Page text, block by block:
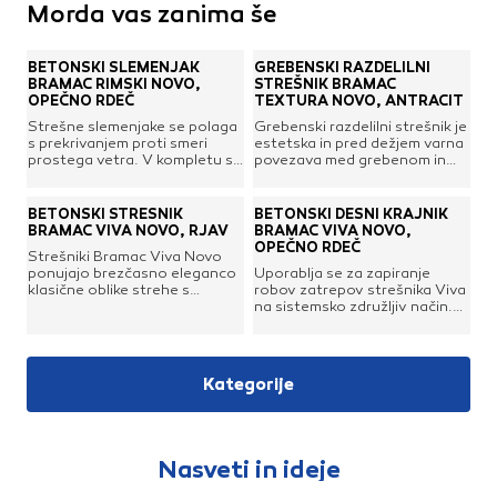
Morda vas zanima še
BETONSKI SLEMENJAK
BRAMAC RIMSKI NOVO,
OPEČNO RDEČ
Strešne slemenjake se polaga
s prekrivanjem proti smeri
prostega vetra. V kompletu s
lastnosti:Dimenzije: 250/218 x
450 mmPoraba: 2,5
kgPovršina: gladka
(Novo)Material:
visokokakovosten beton
GREBENSKI RAZDELILNI
STREŠNIK BRAMAC
TEXTURA NOVO, ANTRACIT
Grebenski razdelilni strešnik je
estetska in pred dežjem varna
povezava med grebenom in
je pri prekrivanju s profiliranimi
in ravnimi strešniki. Uporablja
se lahko za naklone streh med
vijakom za
pritrjevanje.Prednosti
betonske kritine Bramac
vodnega šiva in večja
drenažna
zmogljivostObstojnost in
zaščita barve pred neugodnimi
umazanijoPodaljšana
življenjska dobaNaraven
BETONSKI STREŠNIK
BRAMAC VIVA NOVO, RJAV
Strešniki Bramac Viva Novo
ponujajo brezčasno eleganco
klasične oblike strehe s
zagotavlja domač, znan videz,
ki se prilega skoraj vsakemu
Zahvaljujoč napredni
boljšo vodotesnost in idealno
prezračevanje kot del
BETONSKI DESNI KRAJNIK
BRAMAC VIVA NOVO,
OPEČNO RDEČ
Uporablja se za zapiranje
robov zatrepov strešnika Viva
na sistemsko združljiv način.
namestiti izmenično v vrstah,
s čimer se zagotovi
enakomerna pokritost in
namestiti polovični strešnik.
Krajnike je potrebno vedno
Kategorije
Nasveti in ideje